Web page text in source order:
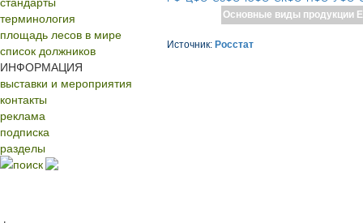
терминология
площадь лесов в мире
список должников
ИНФОРМАЦИЯ
выставки и мероприятия
контакты
реклама
подписка
разделы
поиск
Основные виды продукции
Источник: Росстат